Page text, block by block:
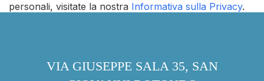
personali, visitate la nostra Informativa sulla Privacy.
VIA GIUSEPPE SALA 35, SAN